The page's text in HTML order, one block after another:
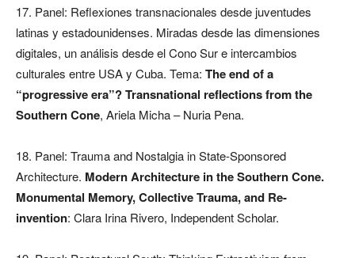
17. Panel: Reflexiones transnacionales desde juventudes
latinas y estadounidenses. Miradas desde las dimensiones
digitales, un análisis desde el Cono Sur e intercambios
culturales entre USA y Cuba. Tema: The end of a
“progressive era”? Transnational reflections from the
Southern Cone, Ariela Micha – Nuria Pena.
18. Panel: Trauma and Nostalgia in State-Sponsored
Architecture. Modern Architecture in the Southern Cone.
Monumental Memory, Collective Trauma, and Re-
invention: Clara Irina Rivero, Independent Scholar.